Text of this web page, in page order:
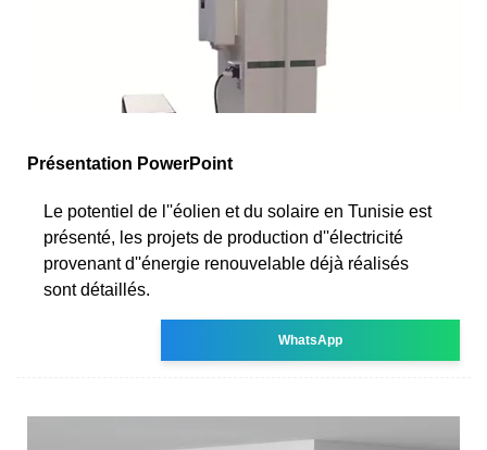
Présentation PowerPoint
Le potentiel de l''éolien et du solaire en Tunisie est
présenté, les projets de production d''électricité
provenant d''énergie renouvelable déjà réalisés
sont détaillés.
WhatsApp